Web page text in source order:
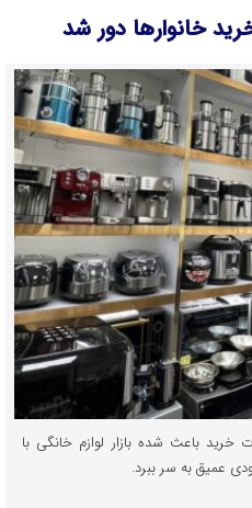
خانوارها دور شد
باعث شده بازار لوازم خانگی با
عمیق به سر ببرد.